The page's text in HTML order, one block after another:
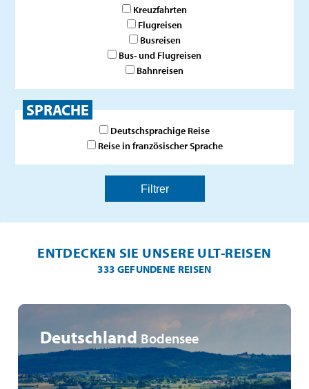
Kreuzfahrten
Flugreisen
Busreisen
Bus- und Flugreisen
Bahnreisen
SPRACHE
Deutschsprachige Reise
Reise in französischer Sprache
ENTDECKEN SIE UNSERE ULT-REISEN
333 GEFUNDENE REISEN
Deutschland Bodensee